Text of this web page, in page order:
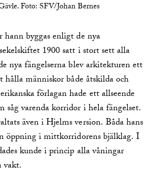
Foto: SFV/Johan Bernes
byggas enligt de nya
1900 satt i stort sett alla
nya fängelserna blev arkitekturen ett
människor både åtskilda och
förlagan hade ett allseende
varenda korridor i hela fängelset.
även i Hjelms version. Båda hans
öppning i mittkorridorens bjälklag. I
kunde i princip alla våningar
vakt.